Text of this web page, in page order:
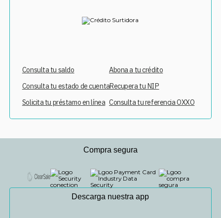
Consulta tu saldo
Consulta tu estado de cuenta
Solicita tu préstamo en línea
Abona a tu crédito
Recupera tu NIP
Consulta tu referencia OXXO
Compra segura
Descarga nuestra app